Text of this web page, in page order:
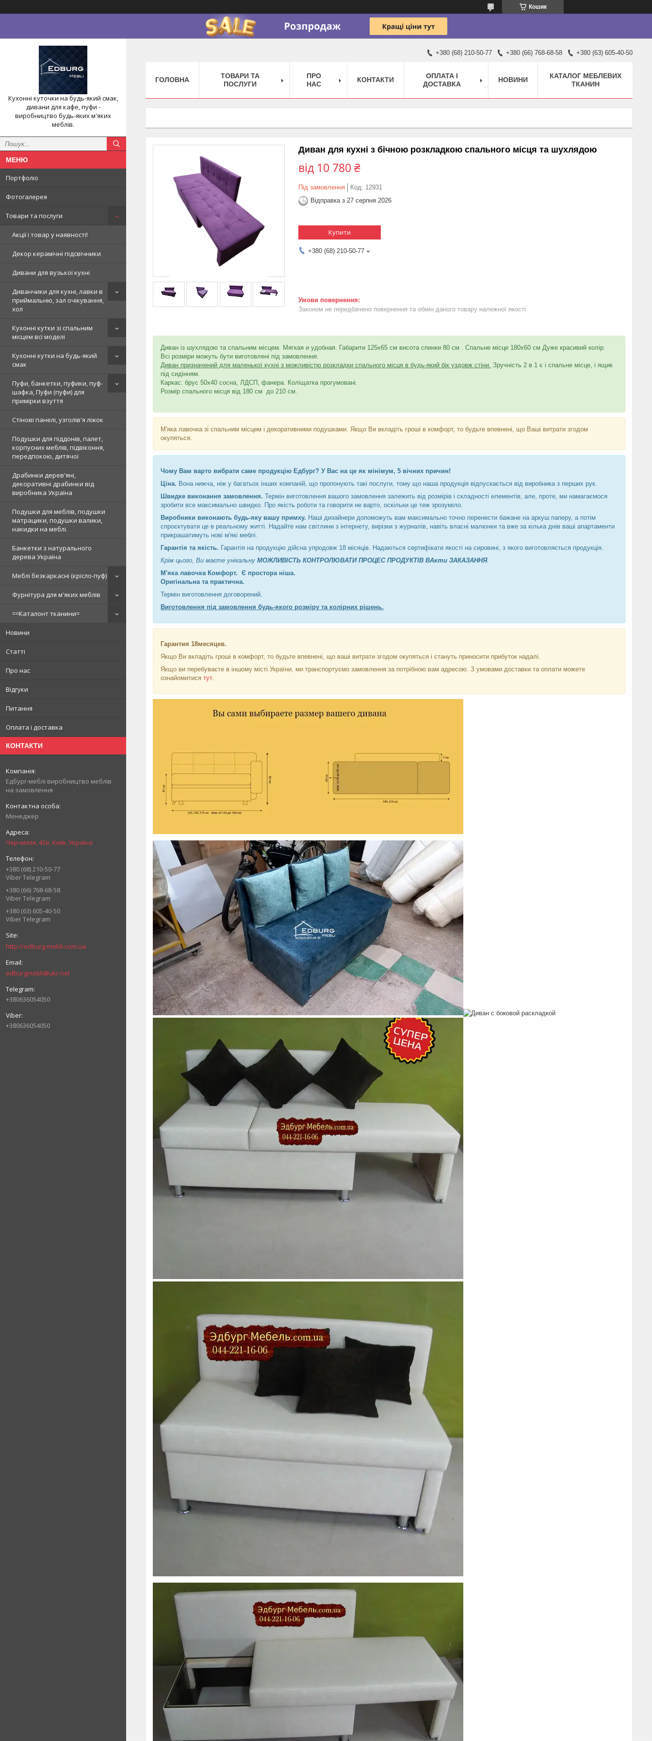
Кошик
Кухонні куточки на будь-який смак,
дивани для кафе, пуфи -
виробництво будь-яких м'яких
меблів.
Портфоліо
Фотогалерея
Товари та послуги
Акції і товар у наявності!
Декор керамічні підсвічники
Дивани для вузької кухні
Диванчики для кухні, лавки в
приймальню, зал очікування,
хол
Кухонні кутки зі спальним
місцем всі моделі
Кухонні кутки на будь-який
смак
Пуфи, банкетки, пуфики, пуф-
шафка, Пуфи (пуфи) для
примірки взуття
Стінові панелі, узголів'я ліжок
Подушки для піддонів, палет,
корпусних меблів, підвіконня,
передпокою, дитячої
Драбинки дерев'яні,
декоративні драбинки від
виробника Україна
Подушки для меблів, подушки
матрацики, подушки валики,
накидки на меблі.
Банкетки з натурального
дерева Україна
Меблі безкаркасні (крісло-пуф)
Фурнітура для м'яких меблів
==Каталонт тканини=
Новини
Статті
Про нас
Відгуки
Питання
Оплата і доставка
КОНТАКТИ
Едбург-меблі виробництво меблів
на замовлення
Менеджер
Черчилля, 42е, Київ, Україна
+380 (68) 210-50-77
Viber Telegram
+380 (66) 768-68-58
Viber Telegram
+380 (63) 605-40-50
Viber Telegram
http://edburg-mebli.com.ua
edburgmebli@ukr.net
+380636054050
+380636054050
+380 (68) 210-50-77 +380 (66) 768-68-58 +380 (63) 605-40-50
ГОЛОВНА
ТОВАРИ ТА
ПОСЛУГИ
ПРО
НАС
КОНТАКТИ
ОПЛАТА І
ДОСТАВКА
НОВИНИ
КАТАЛОГ МЕБЛЕВИХ
ТКАНИН
Диван для кухні з бічною розкладкою спального місця та шухлядою
від 10 780 ₴
Під замовлення Код: 12931
Відправка з 27 серпня 2026
Купити
+380 (68) 210-50-77
Законом не передбачено повернення та обмін даного товару належної якості
Диван із шухлядою та спальним місцем. Мягкая и удобная. Габарити 125х65 см висота спинки 80 см . Спальне місце 180х60 см Дуже красивий колір.
Всі розміри можуть бути виготовлені під замовлення.
Диван призначений для маленької кухні з можливістю розкладки спального місця в будь-який бік уздовж стіни. Зручність 2 в 1 є і спальне місце, і ящик
під сидінням.
Каркас: брус 50х40 сосна, ЛДСП, фанера. Коліщатка прогумовані.
Розмір спального місця від 180 см до 210 см.
М'яка лавочка зі спальним місцем і декоративними подушками. Якщо Ви вкладіть гроші в комфорт, то будьте впевнені, що Ваші витрати згодом
окупяться.
Чому Вам варто вибрати саме продукцію Едбург? У Вас на це як мінімум, 5 вічних причин!
Ціна. Вона нижча, ніж у багатьох інших компаній, що пропонують такі послуги, тому що наша продукція відпускається від виробника з перших рук.
Швидке виконання замовлення. Термін виготовлення вашого замовлення залежить від розмірів і складності елементів, але, проте, ми намагаємося
зробити все максимально швидко. Про якість роботи та говорити не варто, оскільки це теж зрозуміло.
Виробники виконають будь-яку вашу примху. Наші дизайнери допоможуть вам максимально точно перенести бажане на аркуш паперу, а потім
спроєктувати це в реальному житті. Надайте нам світлини з інтернету, вирізки з журналів, навіть власні малюнки та вже за кілька днів ваші апартаменти
прикрашатимуть нові м'які меблі.
Гарантія та якість. Гарантія на продукцію дійсна упродовж 18 місяців. Надаються сертифікати якості на сировині, з якого виготовляється продукція.
Крім цього, Ви маєте унікальну МОЖЛИВІСТЬ КОНТРОЛЮВАТИ ПРОЦЕС ПРОДУКТІВ ВАкти ЗАКАЗАННЯ.
М'яка лавочка Комфорт. Є простора ніша.
Оригінальна та практична.
Термін виготовлення договорений.
Виготовлення під замовлення будь-якого розміру та колірних рішень.
Гарантия 18месяцев.
Якщо Ви вкладіть гроші в комфорт, то будьте впевнені, що ваші витрати згодом окупяться і стануть приносити прибуток надалі.
Якщо ви перебуваєте в іншому місті України, ми транспортуємо замовлення за потрібною вам адресою. З умовами доставки та оплати можете
ознайомитися тут.